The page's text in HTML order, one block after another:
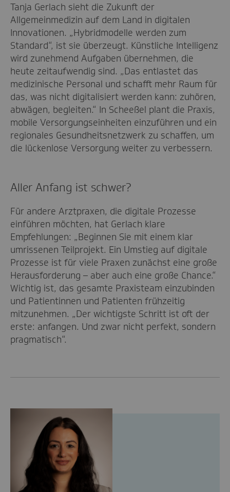
Tanja Gerlach sieht die Zukunft der
Allgemeinmedizin auf dem Land in digitalen
Innovationen. „Hybridmodelle werden zum
Standard“, ist sie überzeugt. Künstliche Intelligenz
wird zunehmend Aufgaben übernehmen, die
heute zeitaufwendig sind. „Das entlastet das
medizinische Personal und schafft mehr Raum für
das, was nicht digitalisiert werden kann: zuhören,
abwägen, begleiten.“ In Scheeßel plant die Praxis,
mobile Versorgungseinheiten einzuführen und ein
regionales Gesundheitsnetzwerk zu schaffen, um
die lückenlose Versorgung weiter zu verbessern.
Aller Anfang ist schwer?
Für andere Arztpraxen, die digitale Prozesse
einführen möchten, hat Gerlach klare
Empfehlungen: „Beginnen Sie mit einem klar
umrissenen Teilprojekt. Ein Umstieg auf digitale
Prozesse ist für viele Praxen zunächst eine große
Herausforderung – aber auch eine große Chance.“
Wichtig ist, das gesamte Praxisteam einzubinden
und Patientinnen und Patienten frühzeitig
mitzunehmen. „Der wichtigste Schritt ist oft der
erste: anfangen. Und zwar nicht perfekt, sondern
pragmatisch“.